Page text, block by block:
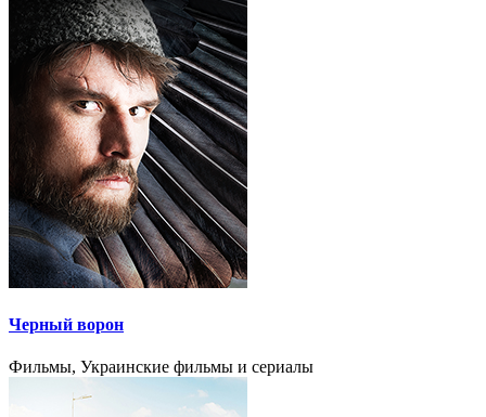
Черный ворон
Фильмы, Украинские фильмы и сериалы